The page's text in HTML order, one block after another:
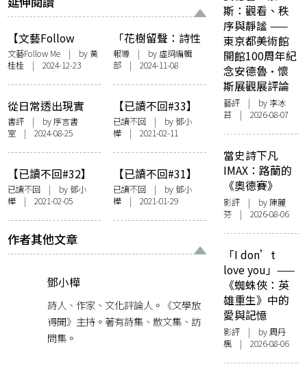
【文藝Follow
Me】呼吸七十年代
的空氣——文學季
「復刻香港．在地
實驗」開幕暨開幕
講座
文藝Follow Me | by 黃
桂桂 | 2024-12-23
「花樹留聲：詩性
歌詞創作計劃」成
果音樂會將於11月
舉行 向香港已故詩
人致敬
報導| by 虛詞編輯
部 | 2024-11-08
從日常透出現實
感，抗現代主義的
感冒——評《雷聲
與蟬鳴》
書評 | by 序言書
室 | 2024-08-25
【已讀不回#33】
鄧小樺：戀愛藥
箱，拯救你的愛情
——羅蘭巴特《戀
人絮語》
已讀不回| by鄧小
樺| 2021-02-11
【已讀不回#32】
鄧小樺：香港是我
們的地方：陳智德
《地文誌》
已讀不回 | by鄧小
樺 | 2021-02-05
【已讀不回#31】
鄧小樺：香港之
寶：林夕〈曾經
——林夕90前後》
已讀不回| by 鄧小
樺 | 2021-01-29
作者其他文章
鄧小樺
詩人、作家、文化評論人。《文學放
得開》主持。著有詩集、散文集、訪
問集。
斯：觀看、秩
序與靜謐 ——
東京都美術館
開館100周年紀
念安德魯·懷
斯展觀展評論
藝評 | by 李冰
苔 | 2026-08-07
當史詩下凡
IMAX：路蘭的
《奧德賽》
影評 | by 陳麗
芬 | 2026-08-06
「I don’t
love you」——
《蜘蛛俠：英
雄重生》中的
愛與記憶
影評 | by周丹
楓 | 2026-08-06